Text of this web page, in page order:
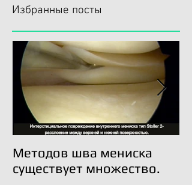
Избранные посты
Методов шва мениска
существует множество.